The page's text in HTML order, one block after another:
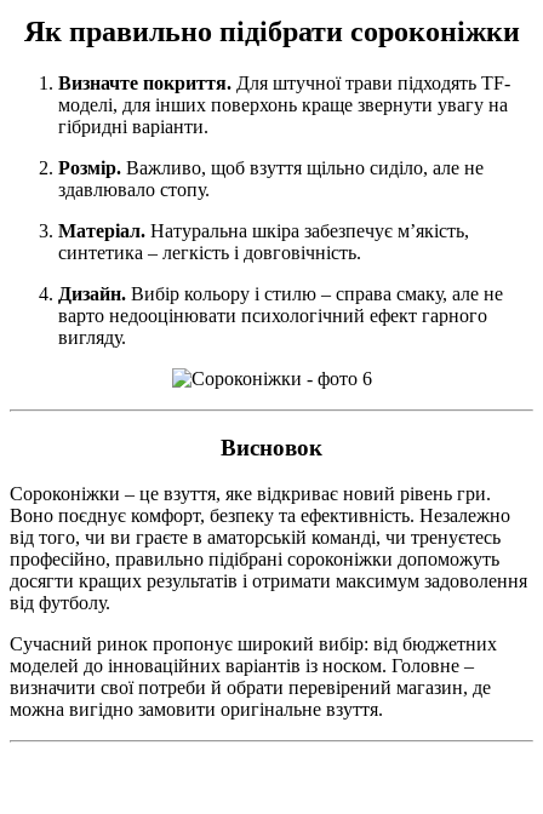
Як правильно підібрати сороконіжки
Визначте покриття. Для штучної трави підходять TF-
моделі, для інших поверхонь краще звернути увагу на
гібридні варіанти.
Розмір. Важливо, щоб взуття щільно сиділо, але не
здавлювало стопу.
Матеріал. Натуральна шкіра забезпечує м’якість,
синтетика – легкість і довговічність.
Дизайн. Вибір кольору і стилю – справа смаку, але не
варто недооцінювати психологічний ефект гарного
вигляду.
Висновок
Сороконіжки – це взуття, яке відкриває новий рівень гри.
Воно поєднує комфорт, безпеку та ефективність. Незалежно
від того, чи ви граєте в аматорській команді, чи тренуєтесь
професійно, правильно підібрані сороконіжки допоможуть
досягти кращих результатів і отримати максимум задоволення
від футболу.
Сучасний ринок пропонує широкий вибір: від бюджетних
моделей до інноваційних варіантів із носком. Головне –
визначити свої потреби й обрати перевірений магазин, де
можна вигідно замовити оригінальне взуття.